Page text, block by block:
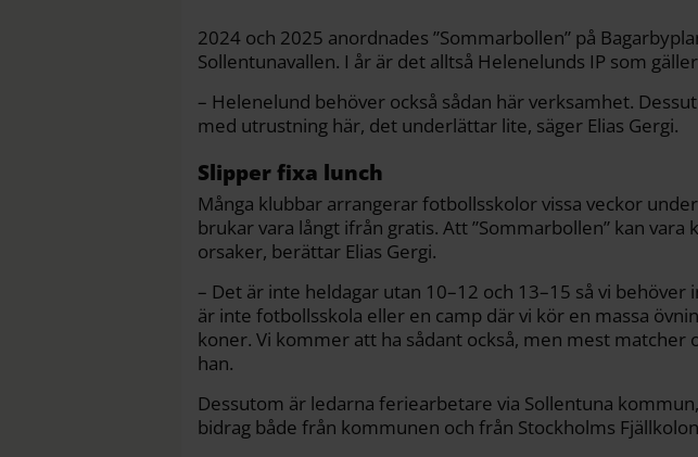
2024 och 2025 anordnades ”Sommarbollen” på
Sollentunavallen. I år är det alltså Helenelunds IP som
– Helenelund behöver också sådan här verksamhet.
med utrustning här, det underlättar lite, säger Elias Gergi.
Slipper fixa lunch
Många klubbar arrangerar fotbollsskolor vissa veckor
brukar vara långt ifrån gratis. Att ”Sommarbollen” kan vara
orsaker, berättar Elias Gergi.
– Det är inte heldagar utan 10–12 och 13–15 så vi behöver
är inte fotbollsskola eller en camp där vi kör en massa
koner. Vi kommer att ha sådant också, men mest matcher
han.
Dessutom är ledarna feriearbetare via Sollentuna
bidrag både från kommunen och från Stockholms